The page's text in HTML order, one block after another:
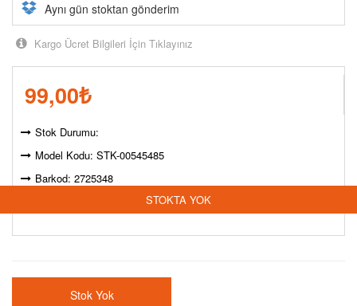
Aynı gün stoktan gönderim
Kargo Ücret Bilgileri İçin Tıklayınız
99,00₺
Stok Durumu:
STOKTA YOK
Model Kodu: STK-00545485
Barkod: 2725348
Stok Yok